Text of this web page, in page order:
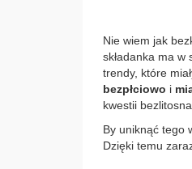
Nie wiem jak
składanka ma w
trendy, które
bezpłciowo i
kwestii bezlitosna.
By uniknąć tego
Dzięki temu